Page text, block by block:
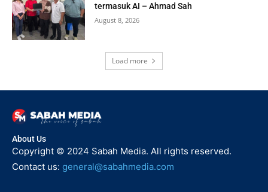
termasuk AI – Ahmad Sah
August 8, 2026
Load more
About Us
Copyright © 2024 Sabah Media. All rights reserved.
Contact us: general@sabahmedia.com